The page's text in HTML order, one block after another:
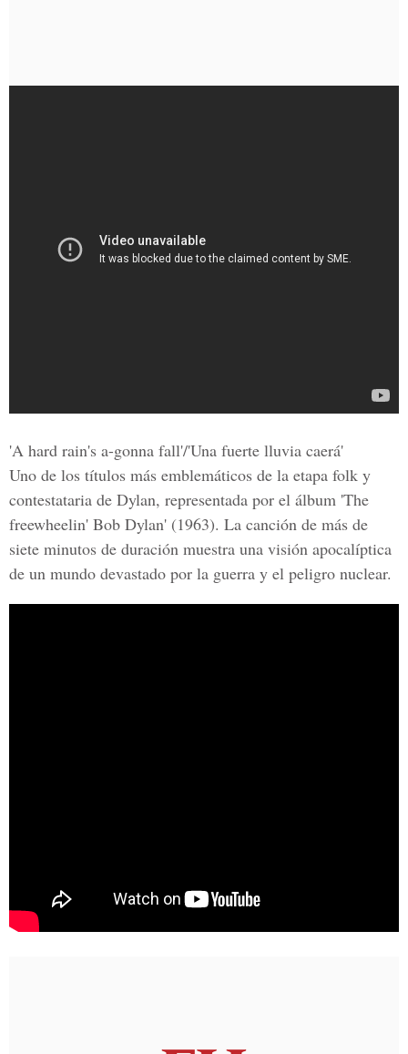
'A hard rain's a-gonna fall'/'Una fuerte lluvia caerá'
Uno de los títulos más emblemáticos de la etapa folk y
contestataria de Dylan, representada por el álbum 'The
freewheelin' Bob Dylan' (1963). La canción de más de
siete minutos de duración muestra una visión apocalíptica
de un mundo devastado por la guerra y el peligro nuclear.